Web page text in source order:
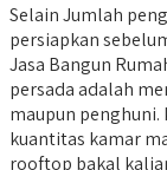
Selain Jumlah
persiapkan
Jasa Bangun
persada adalah
maupun penghuni.
kuantitas kamar
rooftop bakal